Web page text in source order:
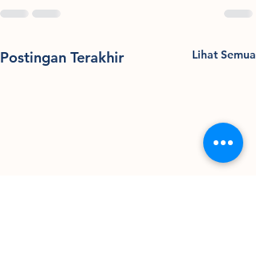
Postingan Terakhir Lihat Semua